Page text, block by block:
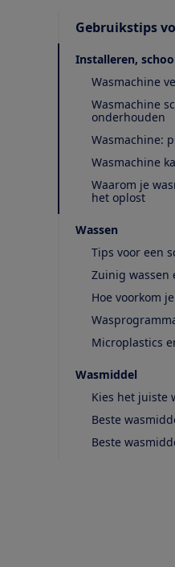
Gebruikstips
Installeren,
Wasmachine
Wasmachine
onderhouden
Wasmachine:
Wasmachine
Waarom je
het oplost
Wassen
Tips voor een
Zuinig wassen
Hoe voorkom
Microplastics
Wasmiddel
Kies het juiste
Beste
Beste